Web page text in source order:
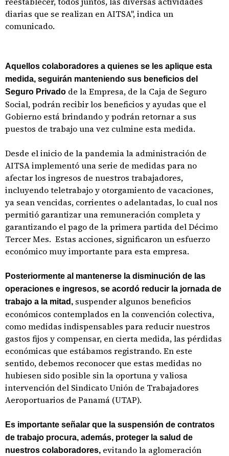
diarias que se realizan en AITSA", indica un
comunicado.
Aquellos colaboradores a quienes se les aplique esta
medida, seguirán manteniendo sus beneficios del
Seguro Privado de la Empresa, de la Caja de Seguro
Social, podrán recibir los beneficios y ayudas que el
Gobierno está brindando y podrán retornar a sus
puestos de trabajo una vez culmine esta medida.
Desde el inicio de la pandemia la administración de
AITSA implementó una serie de medidas para no
afectar los ingresos de nuestros trabajadores,
incluyendo teletrabajo y otorgamiento de vacaciones,
ya sean vencidas, corrientes o adelantadas, lo cual nos
permitió garantizar una remuneración completa y
garantizando el pago de la primera partida del Décimo
Tercer Mes. Estas acciones, significaron un esfuerzo
económico muy importante para esta empresa.
Posteriormente al mantenerse la disminución de las
operaciones e ingresos, se acordó reducir la jornada de
trabajo a la mitad, suspender algunos beneficios
económicos contemplados en la convención colectiva,
como medidas indispensables para reducir nuestros
gastos fijos y compensar, en cierta medida, las pérdidas
económicas que estábamos registrando. En este
sentido, debemos reconocer que estas medidas no
hubiesen sido posible sin la oportuna y valiosa
intervención del Sindicato Unión de Trabajadores
Aeroportuarios de Panamá (UTAP).
Es importante señalar que la suspensión de contratos
de trabajo procura, además, proteger la salud de
nuestros colaboradores, evitando la aglomeración